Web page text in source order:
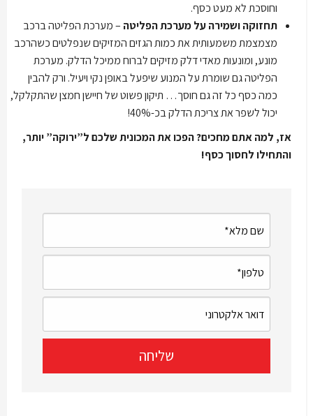
וחוסכת לא מעט כסף.
תחזוקה ושמירה על מערכת הפליטה– מערכת הפליטה ברכב
מצמצמת משמעותית את כמות הגזים המזיקים שנפלטים כשהרכב
מונע, ומונעות מאדי דלק מזיקים לברוח ממיכל הדלק. מערכת
הפליטה גם שומרת על המנוע שיפעל באופן נקי ויעיל. ורק להבין
כמה כסף כל זה גם חוסך… תיקון פשוט של חיישן חמצן שהתקלקל,
יכול לשפר את צריכת הדלק בכ-40%!
אז, למה אתם מחכים? הפכו את המכונית שלכם ל”ירוקה” יותר,
והתחילו לחסוך כסף!